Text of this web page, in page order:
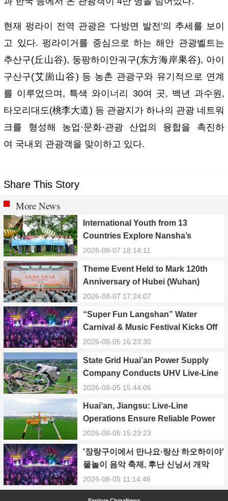
현재 펑라이 전역 관광은 '다방면 발전'의 추세를 보이
고 있다. 펑라이거를 중심으로 하는 해안 관광벨트는
추산구(丘山谷), 둥팡하이안궈구(东方海岸果谷), 아이
구산구(艾崮山谷) 등 농촌 관광구와 유기적으로 연계
를 이루었으며, 특색 와이너리 30여 곳, 백년 과수원,
타오리대도(桃李大道) 등 관광지가 하나의 관광 네트워
크를 형성해 농업·문화·관광 산업의 융합을 촉진하
여 국내외 관광객을 맞이하고 있다.
Share This Story
More News
International Youth from 13
Countries Explore Nansha’s
Technology, Heritage, and Rural
2026-08-07 18:14:11
Theme Event Held to Mark 120th
Anniversary of Hubei (Wuhan)
Public Electric Utility
2026-08-07 17:24:07
“Super Fun Langshan” Water
Carnival & Music Festival Kicks Off
in Xinning, Hunan
2026-08-05 16:23:30
State Grid Huai’an Power Supply
Company Conducts UHV Live-Line
Maintenance to Safeguard Reliable
Season
2026-08-05 15:44:06
Huai’an, Jiangsu: Live-Line
Operations Ensure Reliable Power
Supply Amid Heatwave
2026-08-05 15:23:23
'장랑구이에서 만나요·랑산 하오하이야'
물놀이 음악 축제, 후난 신닝서 개막
2026-08-05 11:14:46